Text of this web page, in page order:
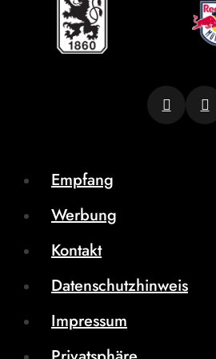
Empfang
Werbung
Kontakt
Datenschutzhinweis
Impressum